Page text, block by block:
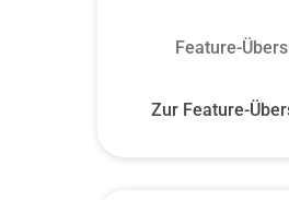
Feature-
Zur Feature-